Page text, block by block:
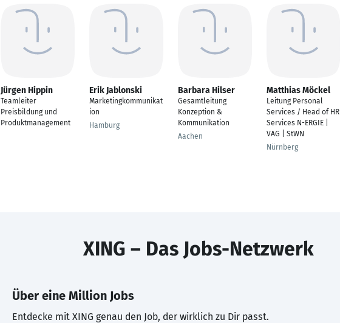
Jürgen Hippin
Teamleiter
Preisbildung und
Produktmanagement
Erik Jablonski
Marketingkommunikat
ion
Hamburg
Barbara Hilser
Gesamtleitung
Konzeption &
Kommunikation
Aachen
Matthias Möckel
Leitung Personal
Services / Head of HR
Services N-ERGIE |
VAG | StWN
Nürnberg
XING – Das Jobs-Netzwerk
Über eine Million Jobs
Entdecke mit XING genau den Job, der wirklich zu Dir passt.